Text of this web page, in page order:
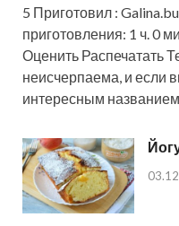
5 Приготовил :
приготовления: 1 ч. 0
Оценить Распечатать
неисчерпаема, и если
интересным